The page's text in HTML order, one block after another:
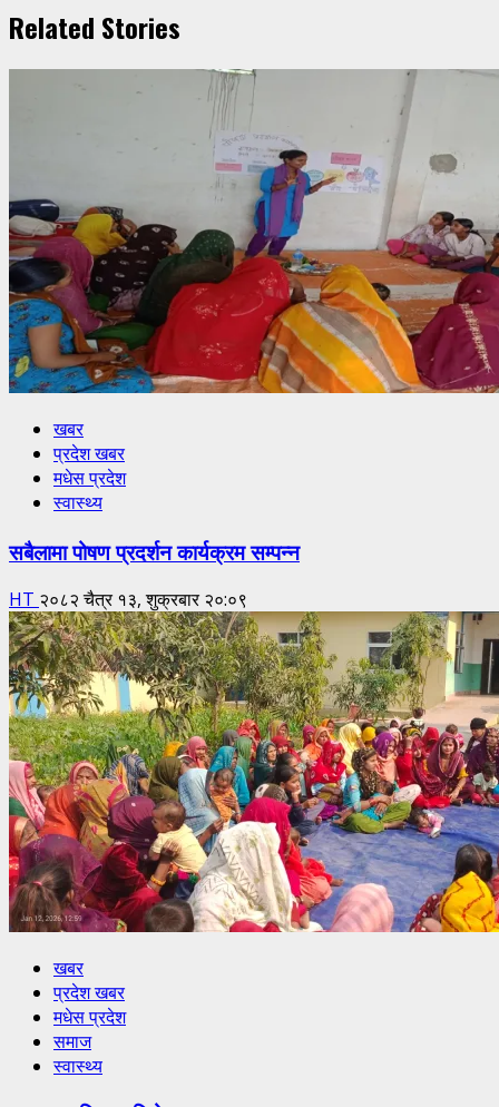
Related Stories
खबर
प्रदेश खबर
मधेस प्रदेश
स्वास्थ्य
सबैलामा पोषण प्रदर्शन कार्यक्रम सम्पन्न
HT २०८२ चैत्र १३, शुक्रबार २०:०९
खबर
प्रदेश खबर
मधेस प्रदेश
समाज
स्वास्थ्य